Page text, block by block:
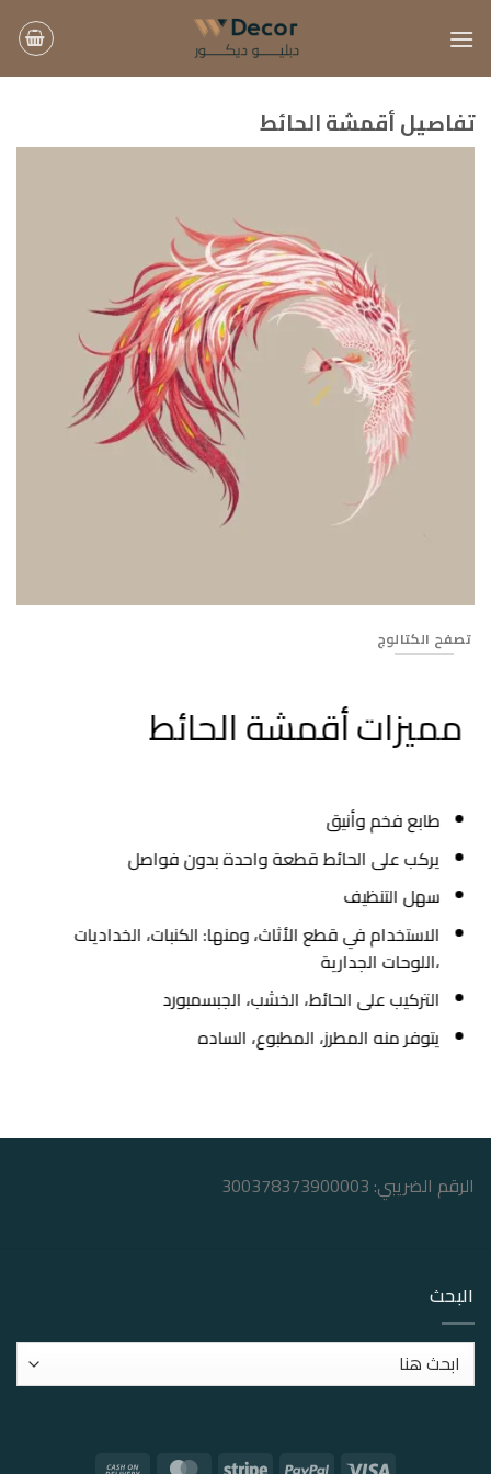
للمحتوى
تفاصيل أقمشة الحائط
تصفح الكتالوج
مميزات أقمشة الحائط
طابع فخم وأنيق
يركب على الحائط قطعة واحدة بدون فواصل
سهل التنظيف
الاستخدام في قطع الأثاث، ومنها: الكنبات، الخداديات
،اللوحات الجدارية
التركيب على الحائط، الخشب، الجبسمبورد
يتوفر منه المطرز، المطبوع، الساده
الرقم الضريبي: 300378373900003
البحث